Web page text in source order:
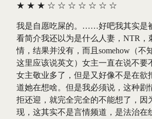
★ ★ ★ ☆ ☆ ☆ ☆ ☆ ☆ ☆
我是自愿吃屎的。……好吧我其实是
看简介我还以为是什么人妻，NTR，
情，结果并没有，而且somehow（不
这里应该说英文）女主一直在说不要
女主敬业多了，但是又好像不是在欲
道她在想啥。但是我必须说，这种剧
拒还迎，就完全完全的不能想了，因
现，这其实不是言情频道，是法治在